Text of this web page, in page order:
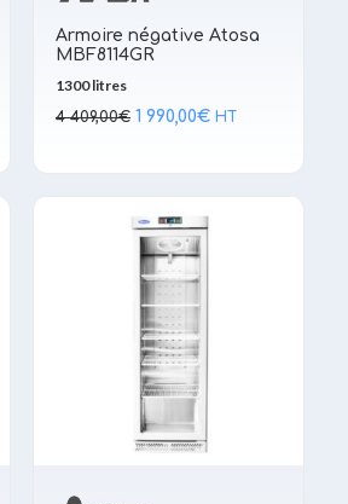
Armoire négative Atosa
MBF8114GR
1300 litres
4 409,00€ Le
1 990,00€Le
HT